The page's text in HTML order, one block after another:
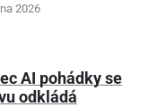
2026
AI pohádky se
odkládá